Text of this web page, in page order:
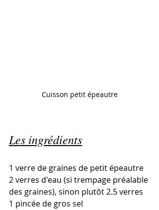
Cuisson petit épeautre
Les ingrédients
1 verre de graines de petit épeautre
2 verres d'eau (si trempage préalable
des graines), sinon plutôt 2.5 verres
1 pincée de gros sel